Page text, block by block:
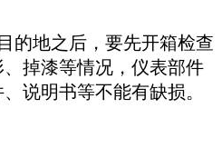
地之后，要先开箱检查
掉漆等情况，仪表部件
说明书等不能有缺损。